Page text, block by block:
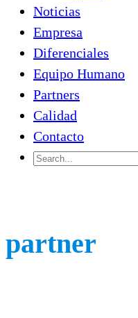
Noticias
Empresa
Diferenciales
Equipo Humano
Partners
Calidad
Contacto
partner